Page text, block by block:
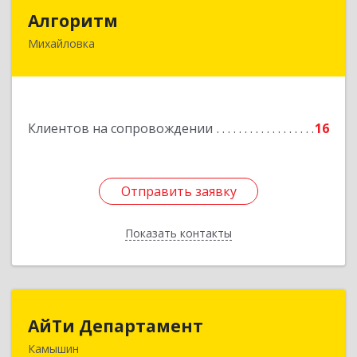
Алгоритм
Михайловка
Клиентов на сопровождении 16
Отправить заявку
Показать контакты
Отправить заявку
Назад
АйТи Департамент
Камышин